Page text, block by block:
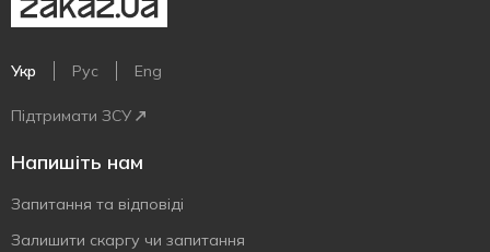
Укр Рус Eng
Підтримати ЗСУ
Напишіть нам
Запитання та відповіді
Залишити скаргу чи запитання